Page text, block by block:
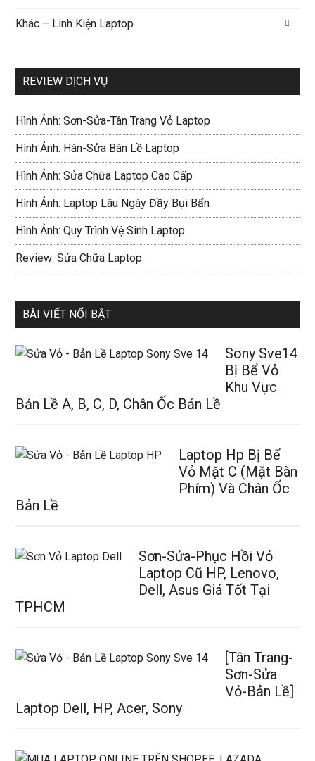
Khác – Linh Kiện Laptop
REVIEW DỊCH VỤ
Hình Ảnh: Sơn-Sửa-Tân Trang Vỏ Laptop
Hình Ảnh: Hàn-Sửa Bàn Lề Laptop
Hình Ảnh: Sửa Chữa Laptop Cao Cấp
Hình Ảnh: Laptop Lâu Ngày Đầy Bụi Bẩn
Hình Ảnh: Quy Trình Vệ Sinh Laptop
Review: Sửa Chữa Laptop
BÀI VIẾT NỔI BẬT
Sony Sve14
Bị Bể Vỏ
Khu Vực
Bản Lề A, B, C, D, Chân Ốc Bản Lề
Laptop Hp Bị Bể
Vỏ Mặt C (Mặt Bàn
Phím) Và Chân Ốc
Bản Lề
Sơn-Sửa-Phục Hồi Vỏ
Laptop Cũ HP, Lenovo,
Dell, Asus Giá Tốt Tại
TPHCM
[Tân Trang-
Sơn-Sửa
Vỏ-Bản Lề]
Laptop Dell, HP, Acer, Sony